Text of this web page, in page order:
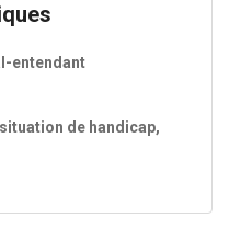
entendant
de handicap,